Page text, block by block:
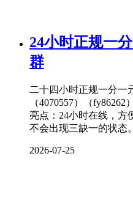
24小时正规一
群
二十四小时正规一分一
（4070557）（fy86262
亮点：24小时在线，方
不会出现三缺一的状态。
2026-07-25